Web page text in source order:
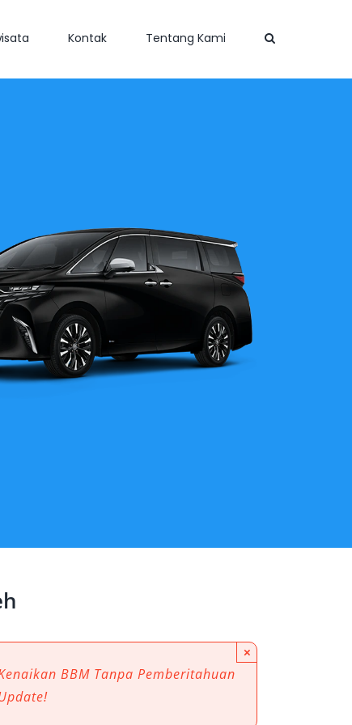
Kontak Tentang Kami
BBM Tanpa Pemberitahuan
×